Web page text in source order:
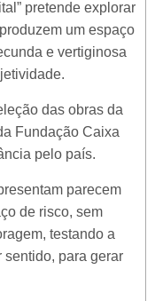
pretende explorar
um espaço
e vertiginosa
das obras da
Fundação Caixa
pelo país.
parecem
de risco, sem
testando a
para gerar